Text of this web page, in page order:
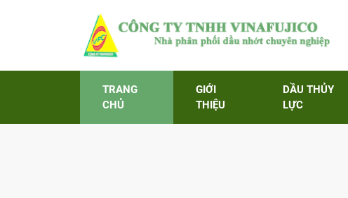
TRANG
CHỦ
GIỚI
THIỆU
DẦU THỦY
LỰC